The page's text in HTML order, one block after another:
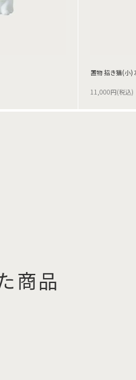
置物 招き猫(小)
11,000円(税込)
商品